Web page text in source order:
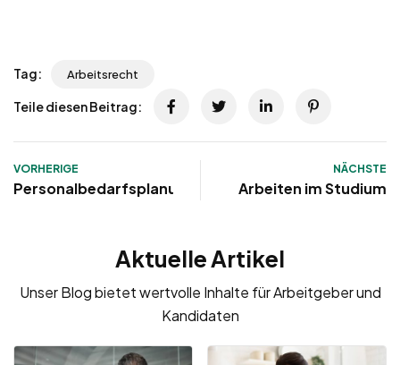
Tag: Arbeitsrecht
Teile diesen Beitrag:
VORHERIGE
Personalbedarfsplanung
NÄCHSTE
Arbeiten im Studium
Aktuelle Artikel
Unser Blog bietet wertvolle Inhalte für Arbeitgeber und
Kandidaten